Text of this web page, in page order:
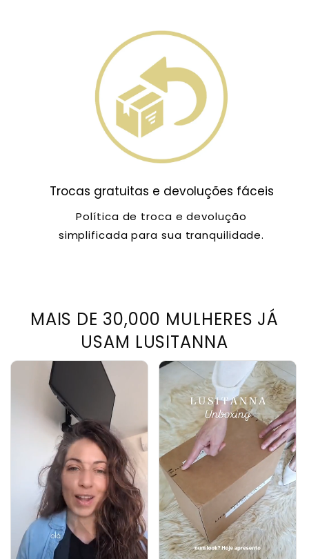
Trocas gratuitas e devoluções fáceis
Política de troca e devolução
simplificada para sua tranquilidade.
MAIS DE 30,000 MULHERES JÁ
USAM LUSITANNA